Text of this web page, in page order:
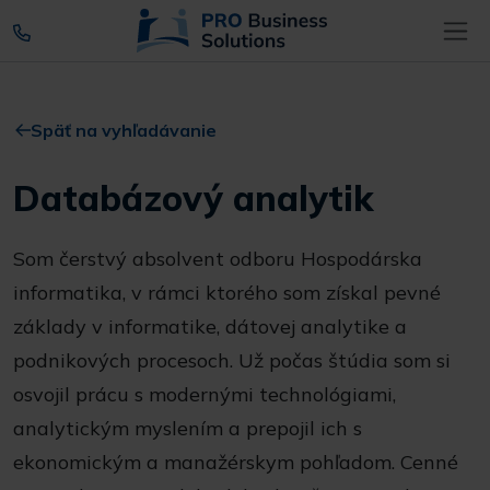
Späť na vyhľadávanie
Databázový analytik
Som čerstvý absolvent odboru Hospodárska
informatika, v rámci ktorého som získal pevné
základy v informatike, dátovej analytike a
podnikových procesoch. Už počas štúdia som si
osvojil prácu s modernými technológiami,
analytickým myslením a prepojil ich s
ekonomickým a manažérskym pohľadom. Cenné